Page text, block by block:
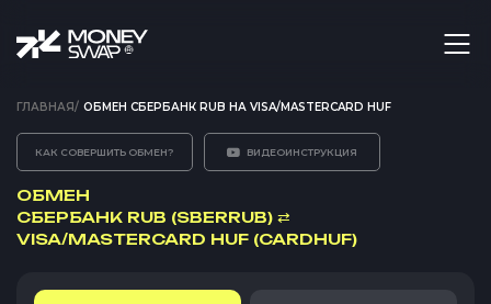
ГЛАВНАЯ/ ОБМЕН СБЕРБАНК RUB НА VISA/MASTERCARD HUF
КАК СОВЕРШИТЬ ОБМЕН? ВИДЕОИНСТРУКЦИЯ
ОБМЕН
СБЕРБАНК RUB (SBERRUB) ⇄
VISA/MASTERCARD HUF (CARDHUF)